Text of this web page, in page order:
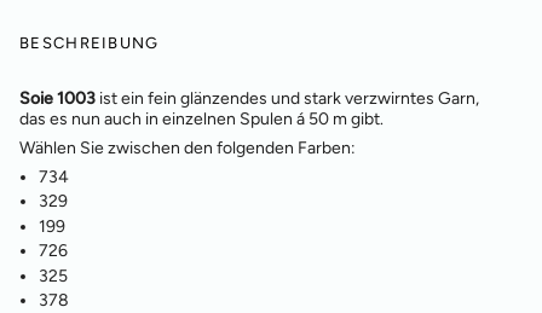
BESCHREIBUNG
Soie 1003 ist ein fein glänzendes und stark verzwirntes Garn,
das es nun auch in einzelnen Spulen á 50 m gibt.
Wählen Sie zwischen den folgenden Farben:
734
329
199
726
325
378